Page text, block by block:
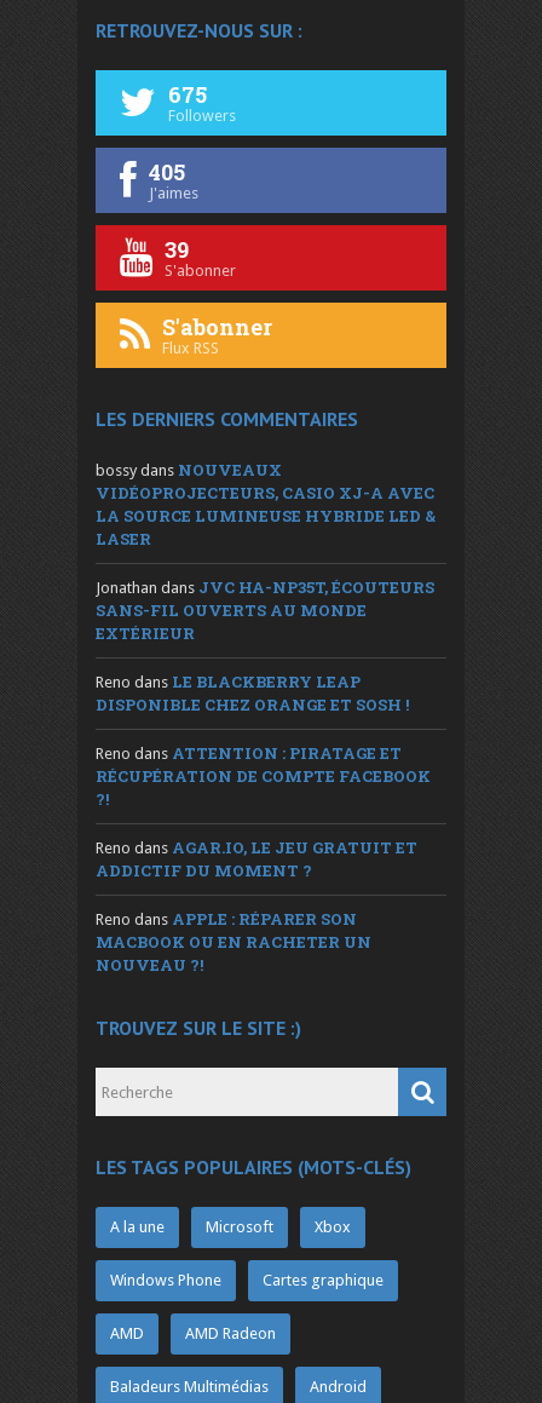
RETROUVEZ-NOUS SUR :
675
Followers
405
J'aimes
39
S'abonner
S'abonner
Flux RSS
LES DERNIERS COMMENTAIRES
bossy dans NOUVEAUX
VIDÉOPROJECTEURS, CASIO XJ-A AVEC
LA SOURCE LUMINEUSE HYBRIDE LED &
LASER
Jonathan dans JVC HA-NP35T, ÉCOUTEURS
SANS-FIL OUVERTS AU MONDE
EXTÉRIEUR
Reno dans LE BLACKBERRY LEAP
DISPONIBLE CHEZ ORANGE ET SOSH !
Reno dans ATTENTION : PIRATAGE ET
RÉCUPÉRATION DE COMPTE FACEBOOK
?!
Reno dans AGAR.IO, LE JEU GRATUIT ET
ADDICTIF DU MOMENT ?
Reno dans APPLE : RÉPARER SON
MACBOOK OU EN RACHETER UN
NOUVEAU ?!
TROUVEZ SUR LE SITE :)
LES TAGS POPULAIRES (MOTS-CLÉS)
A la une Microsoft Xbox
Windows Phone Cartes graphique
AMD AMD Radeon
Baladeurs Multimédias Android